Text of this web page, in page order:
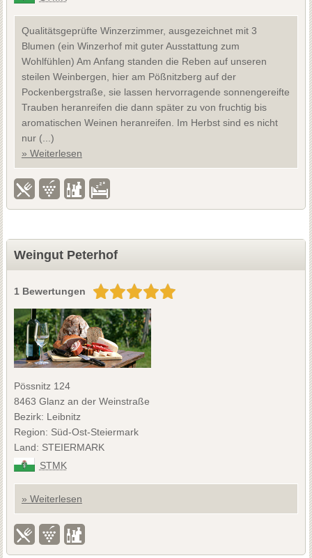
Qualitätsgeprüfte Winzerzimmer, ausgezeichnet mit 3
Blumen (ein Winzerhof mit guter Ausstattung zum
Wohlfühlen) Am Anfang standen die Reben auf unseren
steilen Weinbergen, hier am Pößnitzberg auf der
Pockenbergstraße, sie lassen hervorragende sonnengereifte
Trauben heranreifen die dann später zu von fruchtig bis
aromatischen Weinen heranreifen. Im Herbst sind es nicht
nur (...)
» Weiterlesen
Weingut Peterhof
1 Bewertungen
Pössnitz 124
8463 Glanz an der Weinstraße
Bezirk: Leibnitz
Region: Süd-Ost-Steiermark
Land: STEIERMARK
STMK
» Weiterlesen